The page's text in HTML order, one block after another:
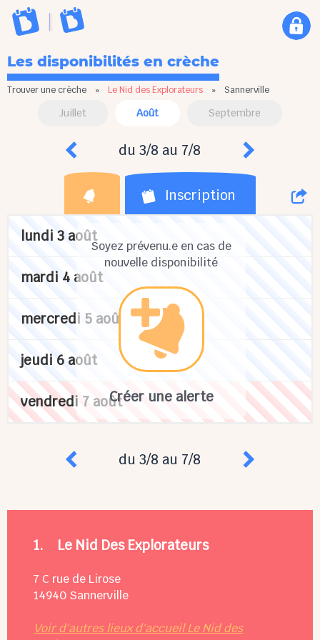
Les disponibilités en crèche
Trouver une crèche » Le Nid des Explorateurs » Sannerville
Juillet Août Septembre
du 3/8 au 7/8
Inscription
Soyez prévenu.e en cas de
nouvelle disponibilité
Créer une alerte
lundi 3 août
mardi 4 août
mercredi 5 août
jeudi 6 août
vendredi 7 août
du 3/8 au 7/8
1. Le Nid Des Explorateurs
7 C rue de Lirose
14940 Sannerville
Voir d'autres lieux d'accueil Le Nid des